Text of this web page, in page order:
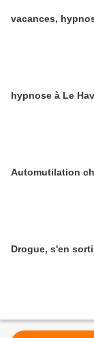
vacances,
hypnose à Le
Automutilation
Drogue, s'en